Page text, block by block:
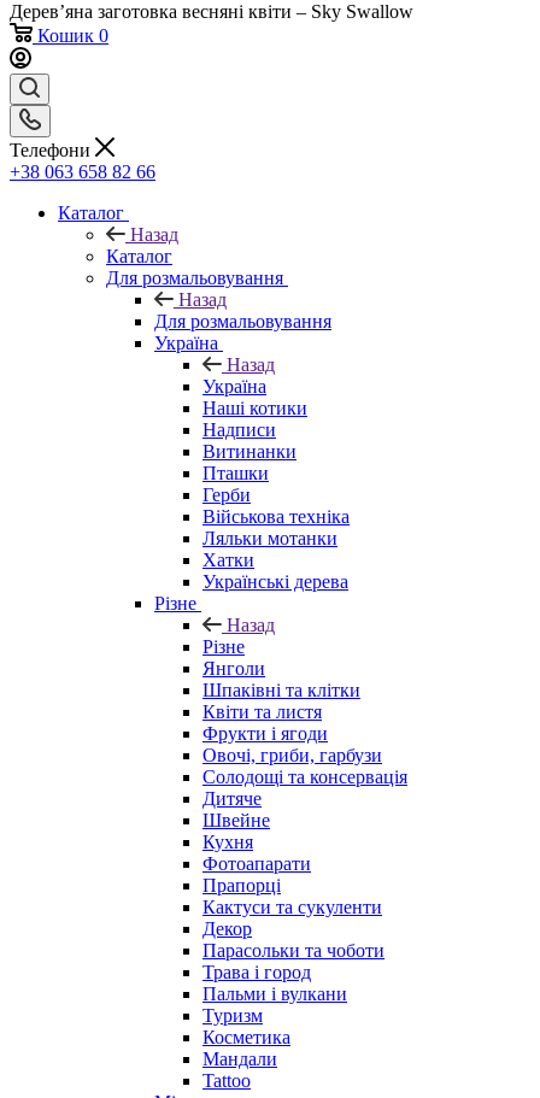
Дерев’яна заготовка весняні квіти – Sky Swallow
Кошик 0
Телефони
+38 063 658 82 66
Каталог
Назад
Каталог
Для розмальовування
Назад
Для розмальовування
Україна
Назад
Україна
Наші котики
Надписи
Витинанки
Пташки
Герби
Військова техніка
Ляльки мотанки
Хатки
Українські дерева
Різне
Назад
Різне
Янголи
Шпаківні та клітки
Квіти та листя
Фрукти і ягоди
Овочі, гриби, гарбузи
Солодощі та консервація
Дитяче
Швейне
Кухня
Фотоапарати
Прапорці
Кактуси та сукуленти
Декор
Парасольки та чоботи
Трава і город
Пальми і вулкани
Туризм
Косметика
Мандали
Tattoo